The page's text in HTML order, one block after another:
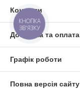
Контакти
Доставка та оплата
Графік роботи
Повна версія сайту
КНОПКА
ЗВ'ЯЗКУ